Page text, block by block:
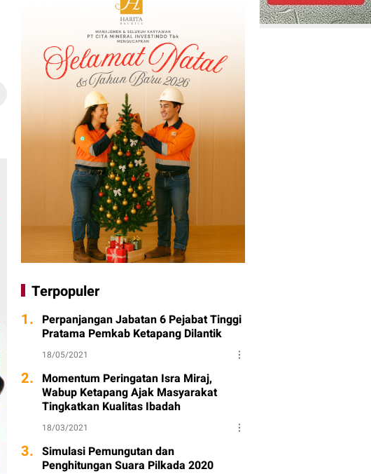
Terpopuler
1. Perpanjangan Jabatan 6 Pejabat Tinggi
Pratama Pemkab Ketapang Dilantik
18/05/2021
2. Momentum Peringatan Isra Miraj,
Wabup Ketapang Ajak Masyarakat
Tingkatkan Kualitas Ibadah
18/03/2021
3. Simulasi Pemungutan dan
Penghitungan Suara Pilkada 2020